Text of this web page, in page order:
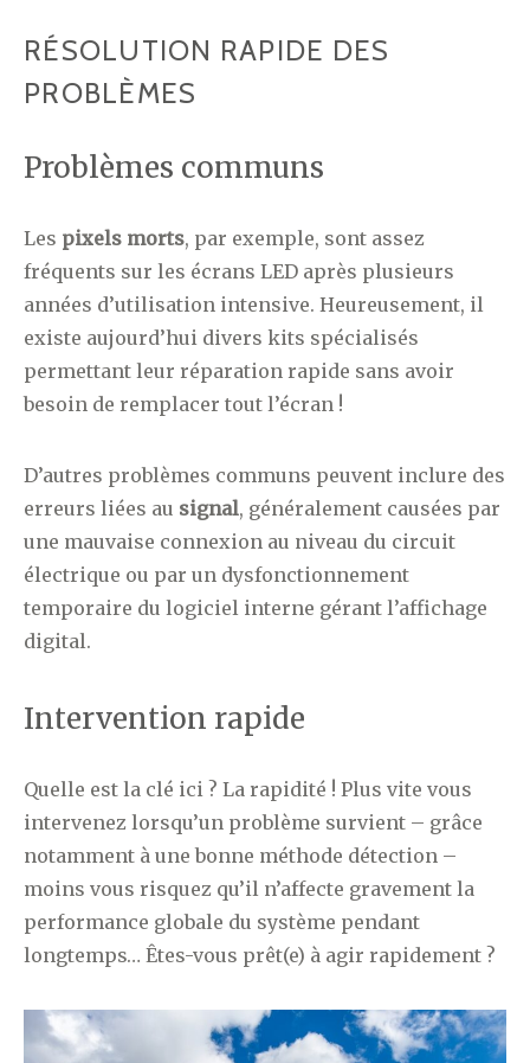
RÉSOLUTION RAPIDE DES
PROBLÈMES
Problèmes communs
Les pixels morts, par exemple, sont assez
fréquents sur les écrans LED après plusieurs
années d’utilisation intensive. Heureusement, il
existe aujourd’hui divers kits spécialisés
permettant leur réparation rapide sans avoir
besoin de remplacer tout l’écran !
D’autres problèmes communs peuvent inclure des
erreurs liées au signal, généralement causées par
une mauvaise connexion au niveau du circuit
électrique ou par un dysfonctionnement
temporaire du logiciel interne gérant l’affichage
digital.
Intervention rapide
Quelle est la clé ici ? La rapidité ! Plus vite vous
intervenez lorsqu’un problème survient – grâce
notamment à une bonne méthode détection –
moins vous risquez qu’il n’affecte gravement la
performance globale du système pendant
longtemps… Êtes-vous prêt(e) à agir rapidement ?